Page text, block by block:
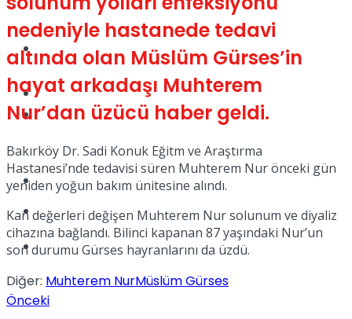
TV
Kadınca
Sinema
Tatil
Spor
Podcast
nedeniyle hastanede tedavi
altında olan Müslüm Gürses’in
hayat arkadaşı Muhterem
Nur’dan üzücü haber geldi.
Bakırköy Dr. Sadi Konuk Eğitm ve Araştırma
Hastanesi’nde tedavisi süren Muhterem Nur önceki gün
yeniden yoğun bakım ünitesine alındı.
Kan değerleri değişen Muhterem Nur solunum ve diyaliz
cihazına bağlandı. Bilinci kapanan 87 yaşındaki Nur’un
son durumu Gürses hayranlarını da üzdü.
Diğer: Muhterem NurMüslüm Gürses
Önceki